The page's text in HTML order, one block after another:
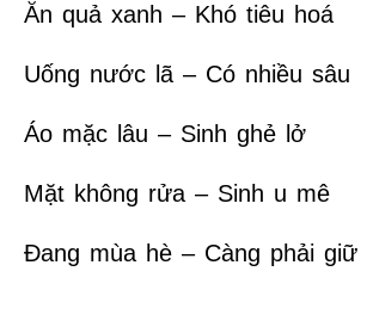
Ăn quả xanh – Khó tiêu hoá
Uống nước lã – Có nhiều sâu
Áo mặc lâu – Sinh ghẻ lở
Mặt không rửa – Sinh u mê
Đang mùa hè – Càng phải giữ